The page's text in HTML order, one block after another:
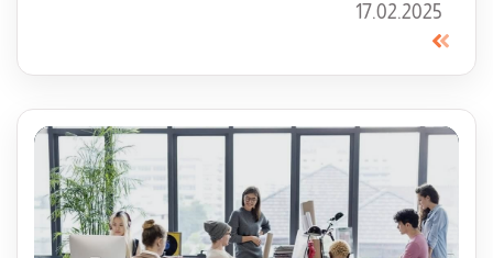
17.02.2025